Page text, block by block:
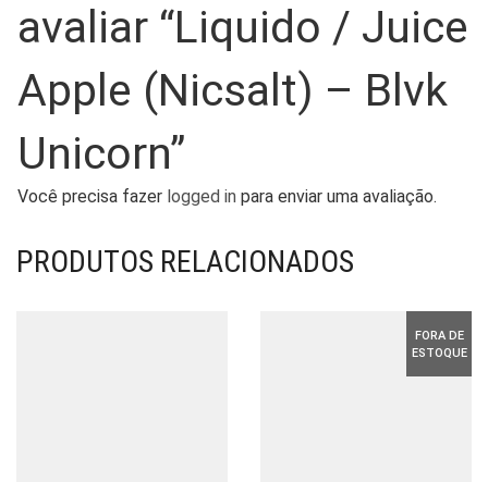
avaliar “Liquido / Juice
Apple (Nicsalt) – Blvk
Unicorn”
Você precisa fazer logged in para enviar uma avaliação.
PRODUTOS RELACIONADOS
FORA DE
ESTOQUE